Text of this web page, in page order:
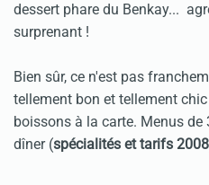
dessert phare du Benkay...
surprenant !
Bien sûr, ce n'est pas
tellement bon et tellement
boissons à la carte. Menus de
dîner (spécialités et tarifs 2008